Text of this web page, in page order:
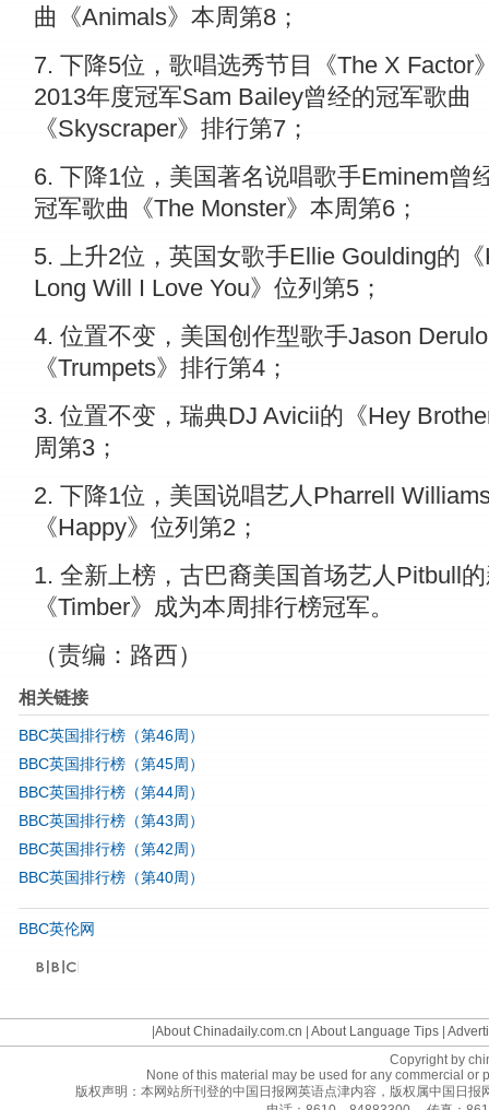
曲《Animals》本周第8；
7. 下降5位，歌唱选秀节目《The X Factor
2013年度冠军Sam Bailey曾经的冠军歌曲
《Skyscraper》排行第7；
6. 下降1位，美国著名说唱歌手Eminem曾
冠军歌曲《The Monster》本周第6；
5. 上升2位，英国女歌手Ellie Goulding的
Long Will I Love You》位列第5；
4. 位置不变，美国创作型歌手Jason
《Trumpets》排行第4；
3. 位置不变，瑞典DJ Avicii的《Hey
周第3；
2. 下降1位，美国说唱艺人Pharrell
《Happy》位列第2；
1. 全新上榜，古巴裔美国首场艺人Pitbull
《Timber》成为本周排行榜冠军。
（责编：路西）
相关链接
BBC英国排行榜（第46周）
BBC英国排行榜（第45周）
BBC英国排行榜（第44周）
BBC英国排行榜（第43周）
BBC英国排行榜（第42周）
BBC英国排行榜（第40周）
BBC英伦网